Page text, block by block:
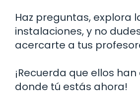
Haz preguntas, explora
instalaciones, y no
acercarte a tus
¡Recuerda que ellos
donde tú estás ahora!